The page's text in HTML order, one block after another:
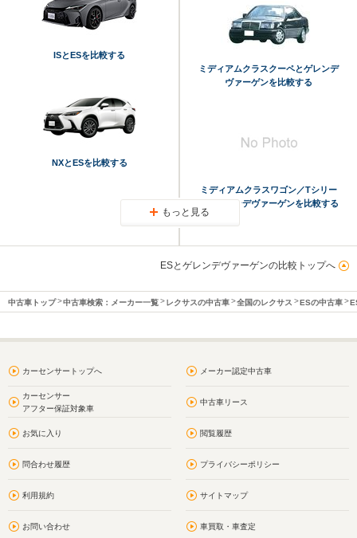
ISとESを比較する
NXとESを比較する
ミディアムクラスクーペとゲレンデ
ヴァーゲンを比較する
ミディアムクラスワゴン／Tシリー
ズとゲレンデヴァーゲンを比較する
もっと見る
ESとゲレンデヴァーゲンの比較トップへ
中古車トップ 中古車検索：メーカー一覧 レクサスの中古車 全国のレクサス ESの中古車
カーセンサートップへ メーカー認定中古車
カーセンサー
アフター保証対象車
中古車リース
お気に入り 閲覧履歴
問合わせ履歴 プライバシーポリシー
利用規約 サイトマップ
お問い合わせ 車買取・車査定